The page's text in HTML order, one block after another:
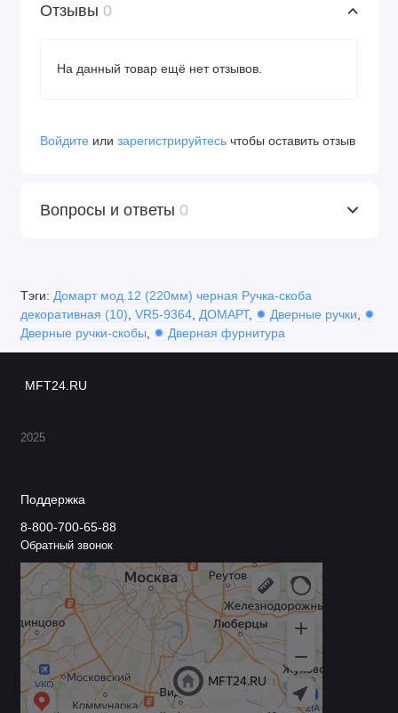
Отзывы 0
На данный товар ещё нет отзывов.
Войдите или зарегистрируйтесь чтобы оставить отзыв
Вопросы и ответы 0
Тэги: Домарт мод.12 (220мм) черная Ручка-скоба
декоративная (10) VR5-9364, ДОМАРТ, ✹ Дверные ручки
✹
Дверные ручки-скобы
✹ Дверная фурнитура
MFT24.RU
2025
Поддержка
8-800-700-65-88
Обратный звонок